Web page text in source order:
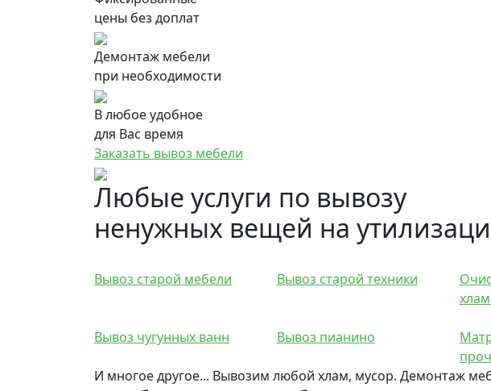
цены без доплат
Демонтаж мебели
при необходимости
В любое удобное
для Вас время
Заказать вывоз мебели
Любые услуги по вывозу
ненужных вещей на
Вывоз старой мебели Вывоз старой техники
Вывоз чугунных ванн Вывоз пианино
И многое другое... Вывозим любой хлам, мусор. Демонтаж